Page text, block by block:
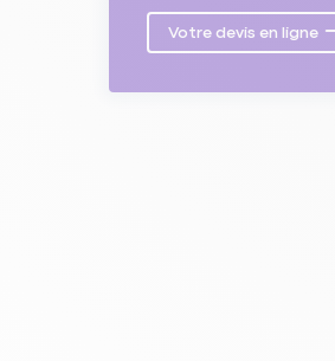
Votre devis en ligne